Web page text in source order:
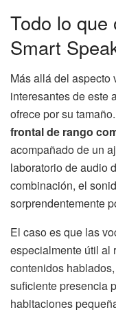
Todo lo que
Smart
Más allá del aspecto
interesantes de este
ofrece por su
frontal de rango
acompañado de un
laboratorio de audio
combinación, el
sorprendentemente
El caso es que las
especialmente útil al
contenidos
suficiente presencia
habitaciones